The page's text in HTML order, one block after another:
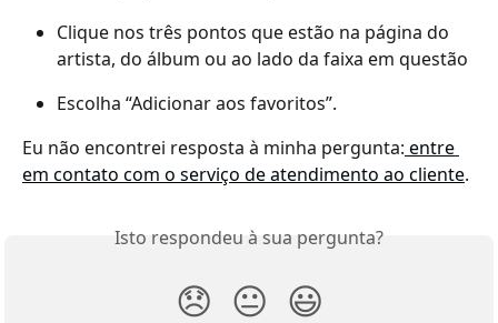
Clique nos três pontos que estão na página do
artista, do álbum ou ao lado da faixa em questão
Escolha “Adicionar aos favoritos”.
Eu não encontrei resposta à minha pergunta: entre
em contato com o serviço de atendimento ao cliente.
Isto respondeu à sua pergunta?
😞 😐 😃